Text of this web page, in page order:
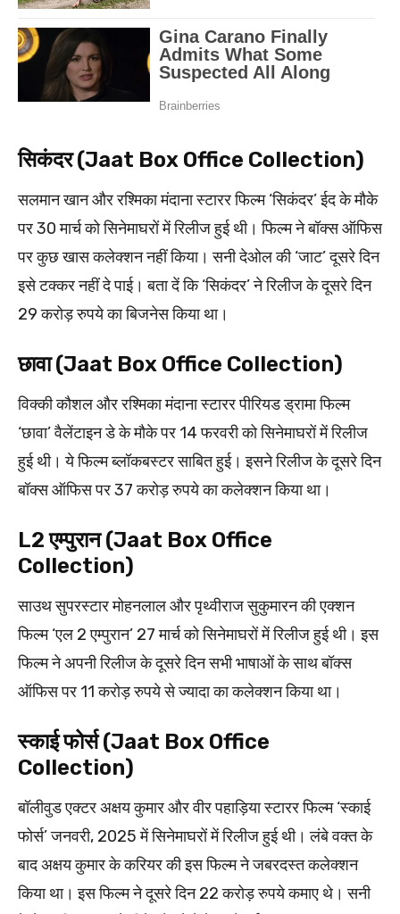
सिकंदर (Jaat Box Office Collection)
सलमान खान और रश्मिका मंदाना स्टारर फिल्म ‘सिकंदर’ ईद के मौके
पर 30 मार्च को सिनेमाघरों में रिलीज हुई थी। फिल्म ने बॉक्स ऑफिस
पर कुछ खास कलेक्शन नहीं किया। सनी देओल की ‘जाट’ दूसरे दिन
इसे टक्कर नहीं दे पाई। बता दें कि ‘सिकंदर’ ने रिलीज के दूसरे दिन
29 करोड़ रुपये का बिजनेस किया था।
छावा (Jaat Box Office Collection)
विक्की कौशल और रश्मिका मंदाना स्टारर पीरियड ड्रामा फिल्म
‘छावा’ वैलेंटाइन डे के मौके पर 14 फरवरी को सिनेमाघरों में रिलीज
हुई थी। ये फिल्म ब्लॉकबस्टर साबित हुई। इसने रिलीज के दूसरे दिन
बॉक्स ऑफिस पर 37 करोड़ रुपये का कलेक्शन किया था।
L2 एम्पुरान (Jaat Box Office
Collection)
साउथ सुपरस्टार मोहनलाल और पृथ्वीराज सुकुमारन की एक्शन
फिल्म ‘एल 2 एम्पुरान’ 27 मार्च को सिनेमाघरों में रिलीज हुई थी। इस
फिल्म ने अपनी रिलीज के दूसरे दिन सभी भाषाओं के साथ बॉक्स
ऑफिस पर 11 करोड़ रुपये से ज्यादा का कलेक्शन किया था।
स्काई फोर्स (Jaat Box Office
Collection)
बॉलीवुड एक्टर अक्षय कुमार और वीर पहाड़िया स्टारर फिल्म ‘स्काई
फोर्स’ जनवरी, 2025 में सिनेमाघरों में रिलीज हुई थी। लंबे वक्त के
बाद अक्षय कुमार के करियर की इस फिल्म ने जबरदस्त कलेक्शन
किया था। इस फिल्म ने दूसरे दिन 22 करोड़ रुपये कमाए थे। सनी